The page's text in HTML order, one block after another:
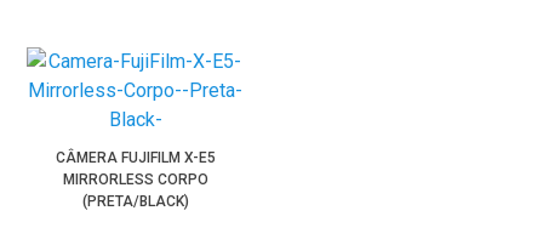
CÂMERA FUJIFILM X-E5
MIRRORLESS CORPO
(PRETA/BLACK)